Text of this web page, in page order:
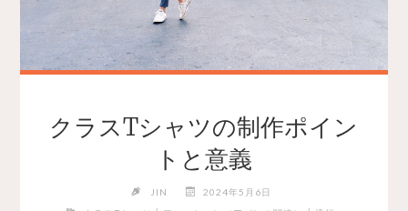
クラスTシャツの制作ポイン
トと意義
JIN
2024年5月6日